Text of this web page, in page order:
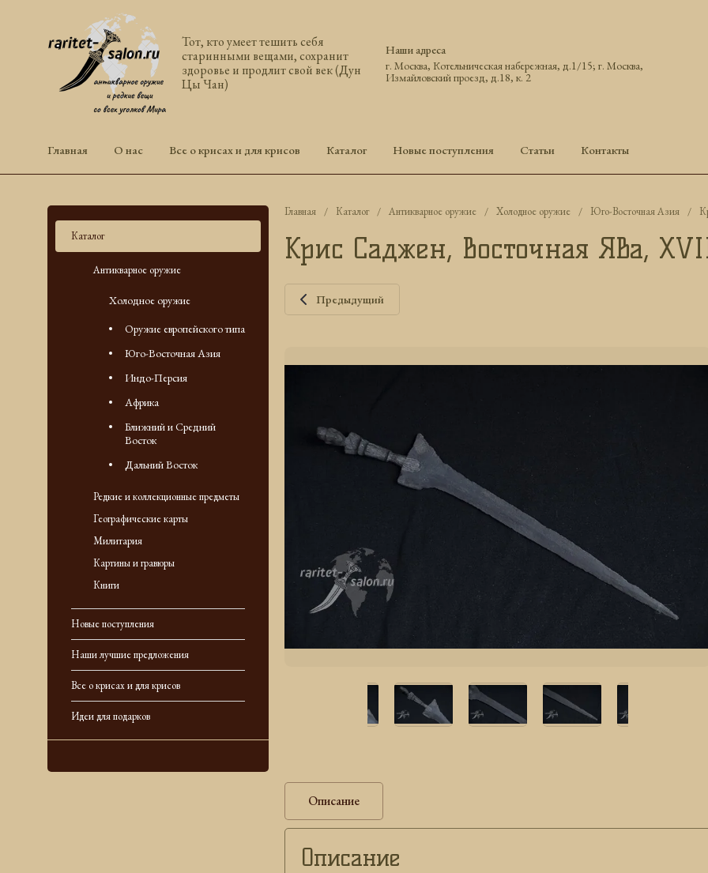
Тот, кто умеет тешить себя
старинными вещами, сохранит
здоровье и продлит свой век (Дун
Цы Чан)
Наши адреса
г. Москва, Котельническая набережная, д.1/15; г. Москва,
Измайловский проезд, д.18, к. 2
Главная О нас Все о крисах и для крисов Каталог Новые поступления Статьи Контакты
Каталог
Антикварное оружие
Холодное оружие
Оружие европейского типа
Юго-Восточная Азия
Индо-Персия
Африка
Ближний и Средний
Восток
Дальний Восток
Редкие и коллекционные предметы
Географические карты
Милитария
Картины и гравюры
Книги
Новые поступления
Наши лучшие предложения
Все о крисах и для крисов
Идеи для подарков
Главная / Каталог / Антикварное оружие / Холодное оружие / Юго-Восточная Азия /
Крис Саджен, Восточная Ява,
Предыдущий
Описание
Описание